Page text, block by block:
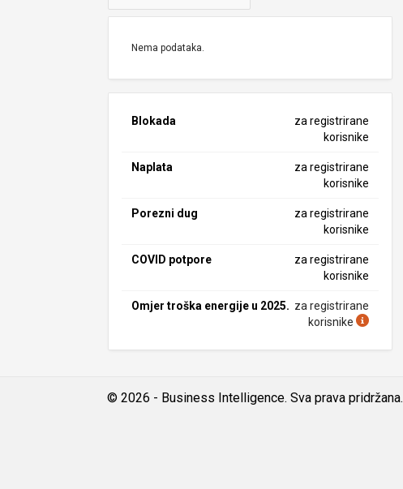
Nema podataka.
Blokada
za registrirane
korisnike
Naplata
za registrirane
korisnike
Porezni dug
za registrirane
korisnike
COVID potpore
za registrirane
korisnike
Omjer troška energije u 2025. za registrirane
korisnike
© 2026 - Business Intelligence. Sva prava pridržana.